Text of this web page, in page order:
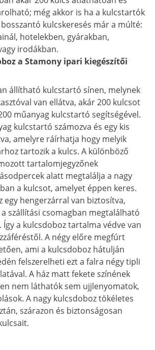
még akkor is ha a kulcstartók
kulcskeresés már a múlté:
hotelekben, gyárakban,
irodákban.
a Stamony ipari kiegészítői
állítható kulcstartó sínen, melynek
van ellátva, akár 200 kulcsot
műanyag kulcstartó segítségével.
kulcstartó számozva és egy kis
amelyre ráírhatja hogy melyik
tartozik a kulcs. A különböző
tartalomjegyzőnek
alatt megtalálja a nagy
a kulcsot, amelyet éppen keres.
egy hengerzárral van biztosítva,
szállítási csomagban megtalálható
a kulcsdoboz tartalma védve van
A négy előre megfúrt
ami a kulcsdoboz hátulján
felszerelheti ezt a falra négy tipli
A ház matt fekete színének
nem láthatók sem ujjlenyomatok,
A nagy kulcsdoboz tökéletes
szárazon és biztonságosan